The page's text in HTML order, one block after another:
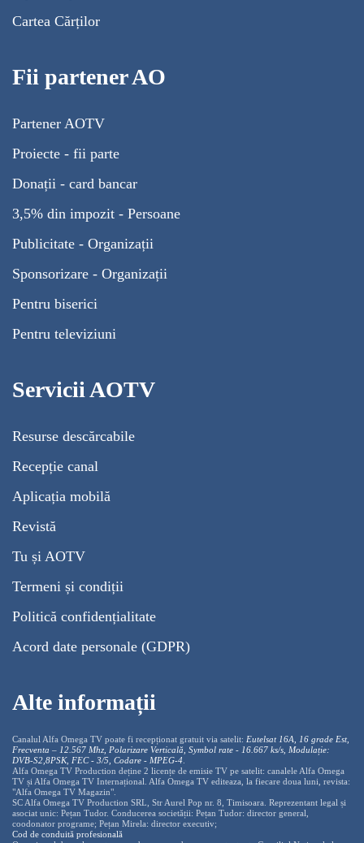
Cartea Cărților
Fii partener AO
Partener AOTV
Proiecte - fii parte
Donații - card bancar
3,5% din impozit - Persoane
Publicitate - Organizații
Sponsorizare - Organizații
Pentru biserici
Pentru televiziuni
Servicii AOTV
Resurse descărcabile
Recepție canal
Aplicația mobilă
Revistă
Tu și AOTV
Termeni și condiții
Politică confidențialitate
Acord date personale (GDPR)
Alte informații
Canalul Alfa Omega TV poate fi recepționat gratuit via satelit: Eutelsat 16A, 16 grade Est,
Frecventa – 12.567 Mhz, Polarizare Verticală, Symbol rate - 16.667 ks/s, Modulație:
DVB-S2,8PSK, FEC - 3/5, Codare - MPEG-4
Alfa Omega TV Production deține 2 licențe de emisie TV pe satelit: canalele Alfa Omega
TV și Alfa Omega TV Internațional. Alfa Omega TV editeaza, la fiecare doua luni, revista:
"Alfa Omega TV Magazin".
SC Alfa Omega TV Production SRL, Str Aurel Pop nr. 8, Timisoara. Reprezentant legal și
asociat unic: Pețan Tudor. Conducerea societății: Pețan Tudor: director general,
coodonator programe; Pețan Mirela: director executiv;
Cod de conduită profesională